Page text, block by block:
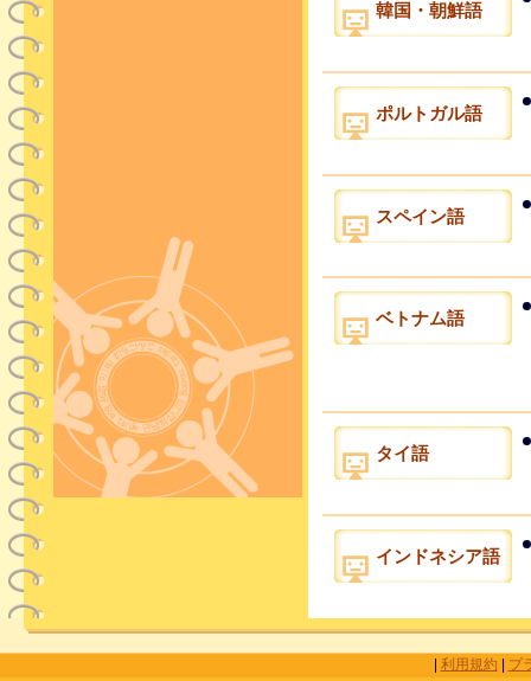
韓国・朝鮮語
ポルトガル語
スペイン語
ベトナム語
タイ語
インドネシア語
利用規約
プ